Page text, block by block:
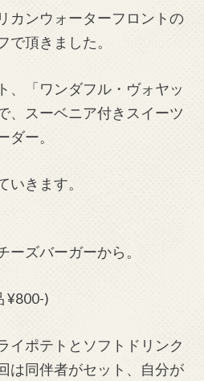
カンウォーターフロントの
で頂きました。
、「ワンダフル・ヴォヤッ
、スーベニア付きスイーツ
ダー。
いきます。
ーズバーガーから。
¥800-)
イポテトとソフトドリンク
は同伴者がセット、自分が